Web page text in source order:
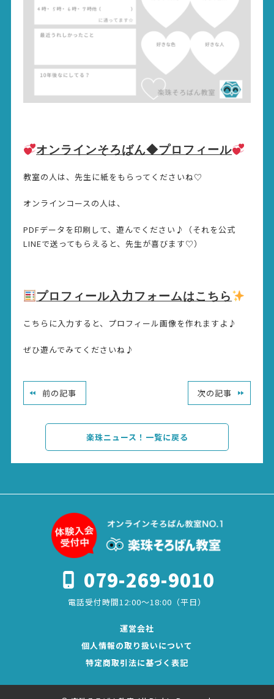
オンラインそろばん◆プロフィール
教室の人は、先生に紙をもらってくださいね♡
オンラインコースの人は、
PDFデータを印刷して、遊んでください♪（それを公式
LINEで送ってもらえると、先生が喜びます♡）
プロフィール入力フォームはこちら
こちらに入力すると、プロフィール画像を作れますよ♪
ぜひ遊んでみてくださいね♪
前の記事 次の記事
楽珠ニュース！一覧に戻る
079-269-9010
電話受付時間12:00～18:00（平日）
運営会社
個人情報の取り扱いについて
特定商取引法に基づく表記